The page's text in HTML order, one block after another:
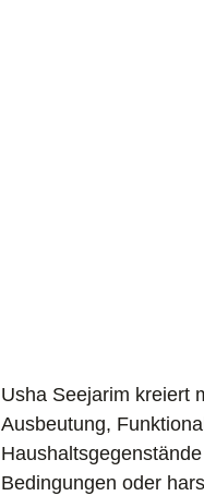
Usha Seejarim kreiert
Ausbeutung,
Bedingungen oder